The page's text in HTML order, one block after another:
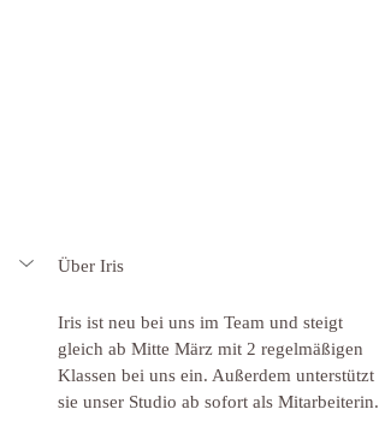
Über Iris
Iris ist neu bei uns im Team und steigt
gleich ab Mitte März mit 2 regelmäßigen
Klassen bei uns ein. Außerdem unterstützt
sie unser Studio ab sofort als Mitarbeiterin.